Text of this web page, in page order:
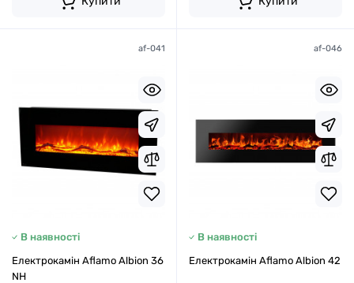
af-041
В наявності
Електрокамін Aflamo Albion 36
NH
af-046
В наявності
Електрокамін Aflamo Albion 42